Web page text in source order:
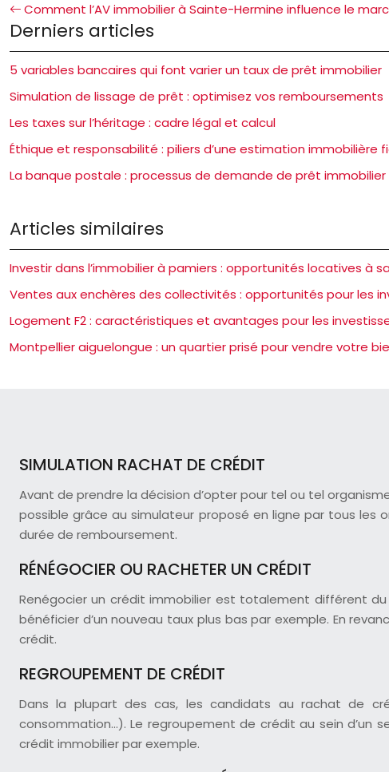
Comment l’AV immobilier à Sainte-Hermine influence le
Derniers articles
5 variables bancaires qui font varier un taux de prêt immobilier
Simulation de lissage de prêt : optimisez vos remboursements
Les taxes sur l’héritage : cadre légal et calcul
Éthique et responsabilité : piliers d’une estimation immobilière
La banque postale : processus de demande de prêt immobilier
Articles similaires
Investir dans l’immobilier à pamiers : opportunités locatives à
Ventes aux enchères des collectivités : opportunités pour les
Logement F2 : caractéristiques et avantages pour les
Montpellier aiguelongue : un quartier prisé pour vendre votre
SIMULATION RACHAT DE CRÉDIT
Avant de prendre la décision d’opter pour tel ou tel
possible grâce au simulateur proposé en ligne par tous les
durée de remboursement.
RÉNÉGOCIER OU RACHETER UN CRÉDIT
Renégocier un crédit immobilier est totalement différent
bénéficier d’un nouveau taux plus bas par exemple. En
crédit.
REGROUPEMENT DE CRÉDIT
Dans la plupart des cas, les candidats au rachat de
consommation…). Le regroupement de crédit au sein d’un
crédit immobilier par exemple.